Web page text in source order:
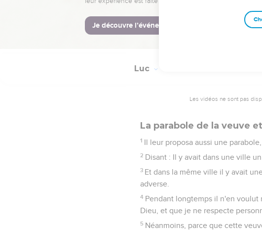
Deux seront aux champs : l'un
37 Et eux répondant lui dirent : où
Luc
Les vidéos ne sont pas
La parabole de la veuve
1 Il leur proposa aussi une
2 Disant : Il y avait dans une ville
3 Et dans la même ville il y avait
adverse.
4 Pendant longtemps il n'en
Dieu, et que je ne respecte
5 Néanmoins, parce que cette